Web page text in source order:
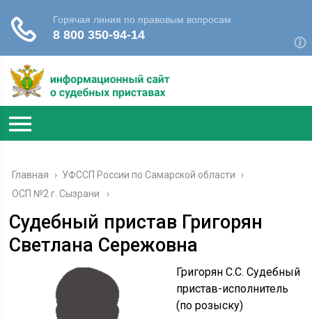
Главная › УФССП России по Самарской области
›
ОСП №2 г. Сызрани
Судебный пристав Григорян
Светлана Сережовна
Григорян С.С. Судебный
пристав-исполнитель
(по розыску)